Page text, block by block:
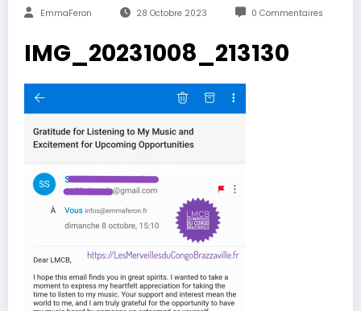
EmmaFeron 28 Octobre 2023 0 Commentaires
IMG_20231008_213130